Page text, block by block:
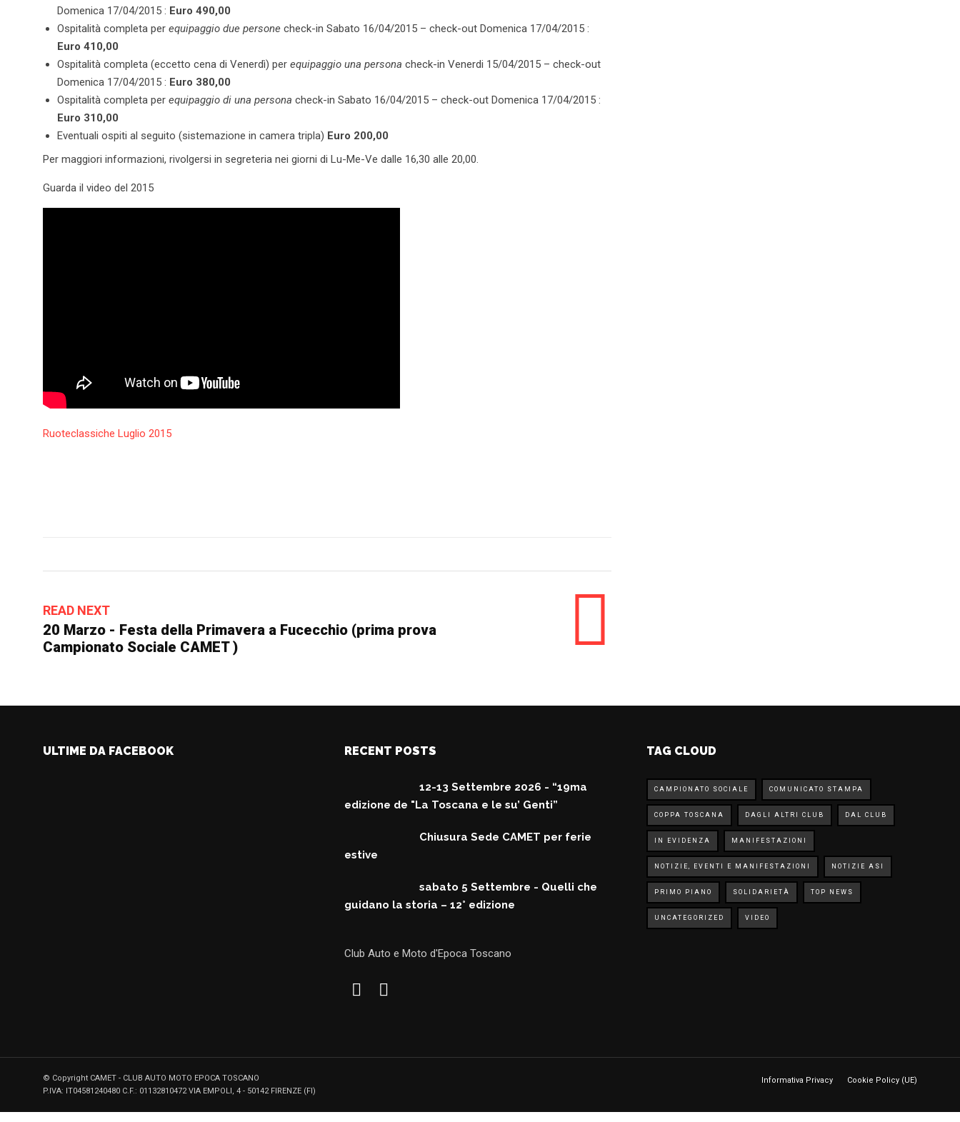
Domenica 17/04/2015 : Euro 490,00
Ospitalità completa per equipaggio due persone check-in Sabato 16/04/2015 – check-out Domenica 17/04/2015 :
Euro 410,00
Ospitalità completa (eccetto cena di Venerdì) per equipaggio una persona check-in Venerdi 15/04/2015 – check-out
Domenica 17/04/2015 : Euro 380,00
Ospitalità completa per equipaggio di una persona check-in Sabato 16/04/2015 – check-out Domenica 17/04/2015 :
Euro 310,00
Eventuali ospiti al seguito (sistemazione in camera tripla) Euro 200,00
Per maggiori informazioni, rivolgersi in segreteria nei giorni di Lu-Me-Ve dalle 16,30 alle 20,00.
Guarda il video del 2015
Ruoteclassiche Luglio 2015
READ NEXT
20 Marzo - Festa della Primavera a Fucecchio (prima prova
Campionato Sociale CAMET )
ULTIME DA FACEBOOK RECENT POSTS
12-13 Settembre 2026 - “19ma
edizione de "La Toscana e le su’ Genti”
Chiusura Sede CAMET per ferie
estive
sabato 5 Settembre - Quelli che
guidano la storia – 12° edizione
TAG CLOUD
CAMPIONATO SOCIALE COMUNICATO STAMPA
COPPA TOSCANA DAGLI ALTRI CLUB DAL CLUB
IN EVIDENZA MANIFESTAZIONI
NOTIZIE, EVENTI E MANIFESTAZIONI NOTIZIE ASI
PRIMO PIANO SOLIDARIETÀ TOP NEWS
UNCATEGORIZED VIDEO
Club Auto e Moto d'Epoca Toscano
Informativa Privacy Cookie Policy (UE)
© Copyright CAMET - CLUB AUTO MOTO EPOCA TOSCANO
P.IVA: IT04581240480 C.F.: 01132810472 VIA EMPOLI, 4 - 50142 FIRENZE (FI)